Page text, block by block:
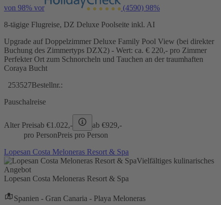
von 98% vor (4590) 98%
8-tägige Flugreise, DZ Deluxe Poolseite inkl. AI
Upgrade auf Doppelzimmer Deluxe Family Pool View (bei direkter
Buchung des Zimmertyps DZX2) - Wert: ca. € 220,- pro Zimmer
Perfekter Ort zum Schnorcheln und Tauchen an der traumhaften
Coraya Bucht
253527Bestellnr.:
Pauschalreise
Alter Preisab €1.022,- ab €929,-
pro PersonPreis pro Person
Lopesan Costa Meloneras Resort & Spa
Vielfältiges kulinarisches
Angebot
Lopesan Costa Meloneras Resort & Spa
Spanien - Gran Canaria - Playa Meloneras